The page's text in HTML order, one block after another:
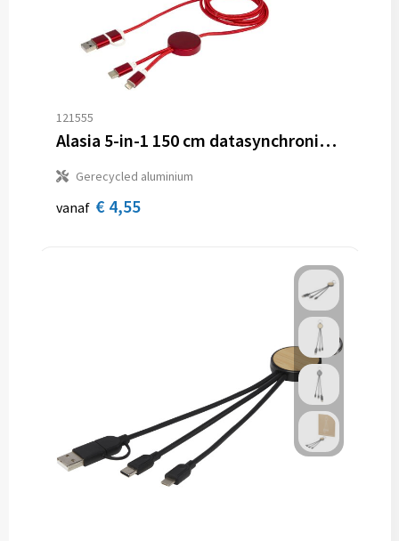
121555
Alasia 5-in-1 150 cm datasynchronisatie- en 27 W snellaadkabel van gerecycled aluminium en plastic
Gerecycled aluminium
vanaf € 4,55